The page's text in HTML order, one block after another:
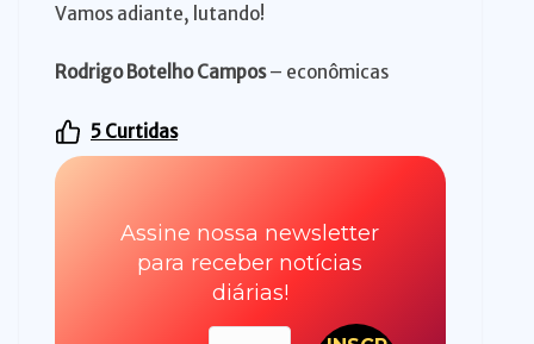
Vamos adiante, lutando!
Rodrigo Botelho Campos– econômicas
5 Curtidas
Assine nossa newsletter
para receber notícias
diárias!